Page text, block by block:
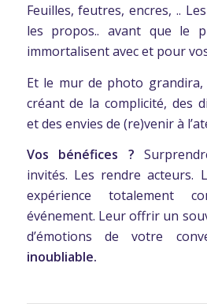
Feuilles, feutres, encres, ..
les propos.. avant que le
immortalisent avec et pour
Et le mur de photo
créant de la complicité, des
et des envies de (re)venir à
Vos bénéfices ?
invités. Les rendre acteurs.
expérience totalement
événement. Leur offrir un
d’émotions de votre
inoubliable.